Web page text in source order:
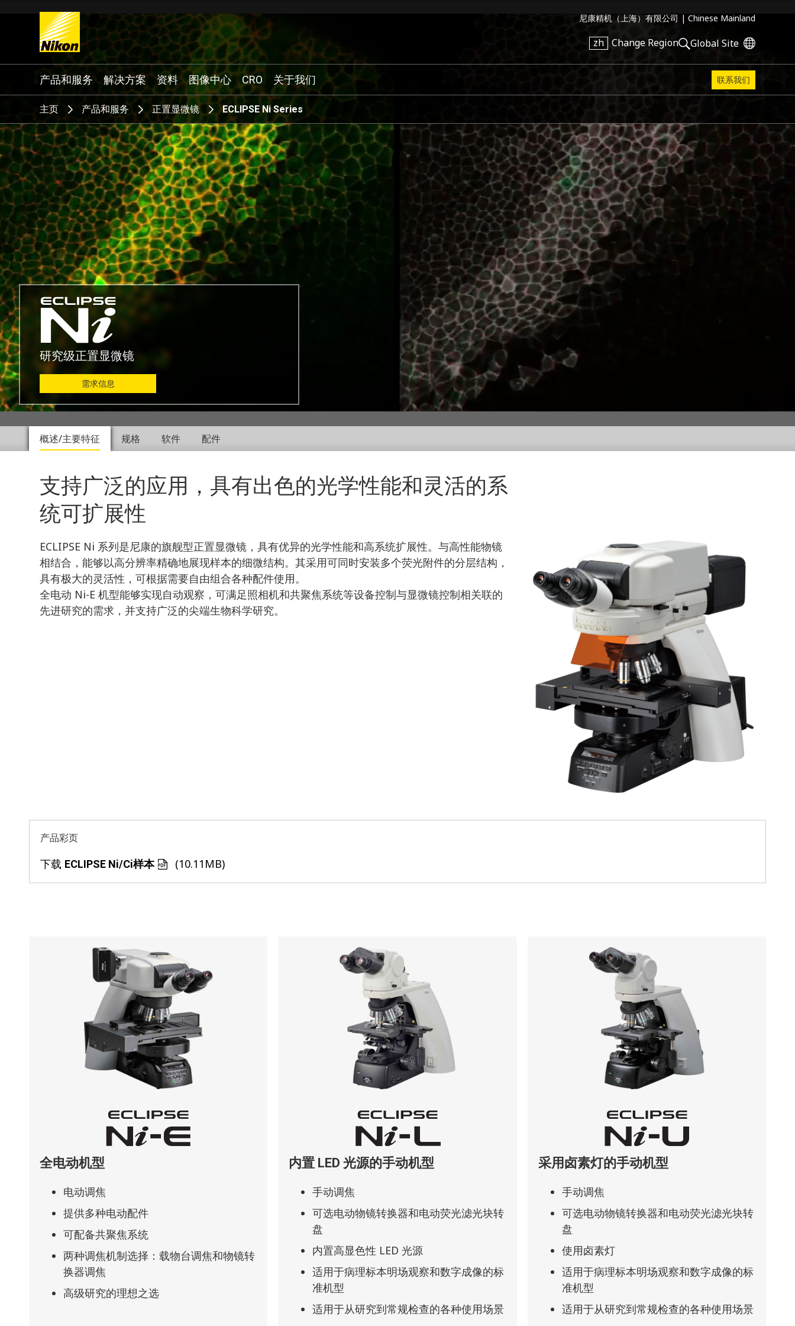
尼康精机（上海）有限公司 | Chinese Mainland
zh Change Region Global Site
Search keyword(s)
产品和服务 解决方案 资料 图像中心 CRO 关于我们 联系我们
主页 产品和服务 正置显微镜 ECLIPSE Ni Series
研究级正置显微镜
需求信息
概述/主要特征 规格 软件 配件
支持广泛的应用，具有出色的光学性能和灵活的系
统可扩展性
ECLIPSE Ni 系列是尼康的旗舰型正置显微镜，具有优异的光学性能和高系统扩展性。与高性能物镜
相结合，能够以高分辨率精确地展现样本的细微结构。其采用可同时安装多个荧光附件的分层结构，
具有极大的灵活性，可根据需要自由组合各种配件使用。
全电动 Ni-E 机型能够实现自动观察，可满足照相机和共聚焦系统等设备控制与显微镜控制相关联的
先进研究的需求，并支持广泛的尖端生物科学研究。
产品彩页
下载 ECLIPSE Ni/Ci样本 (10.11MB)
全电动机型
电动调焦
提供多种电动配件
可配备共聚焦系统
两种调焦机制选择：载物台调焦和物镜转
换器调焦
高级研究的理想之选
内置 LED 光源的手动机型
手动调焦
可选电动物镜转换器和电动荧光滤光块转
盘
内置高显色性 LED 光源
适用于病理标本明场观察和数字成像的标
准机型
适用于从研究到常规检查的各种使用场景
采用卤素灯的手动机型
手动调焦
可选电动物镜转换器和电动荧光滤光块转
盘
使用卤素灯
适用于病理标本明场观察和数字成像的标
准机型
适用于从研究到常规检查的各种使用场景